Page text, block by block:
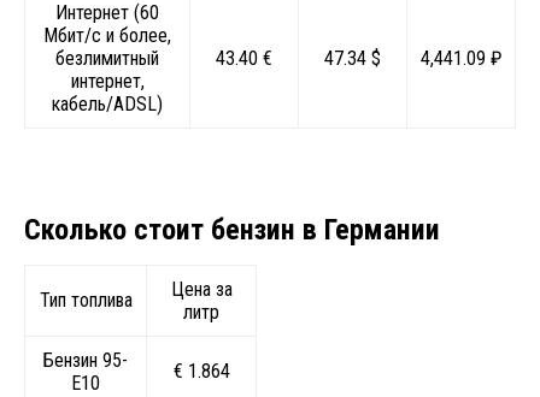
Интернет (60
Мбит/с и более,
безлимитный
интернет,
кабель/ADSL)
43.40 € 47.34 $ 4,441.09 ₽
Сколько стоит бензин в Германии
Тип топлива
Цена за
литр
Бензин 95-
E10
€ 1.864